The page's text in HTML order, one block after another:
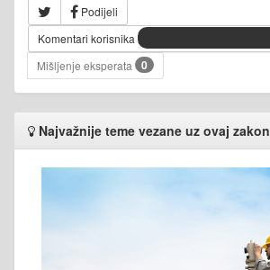
Podijeli
Komentari korisnika
Mišljenje eksperata
0
Najvažnije teme vezane uz ovaj zakon